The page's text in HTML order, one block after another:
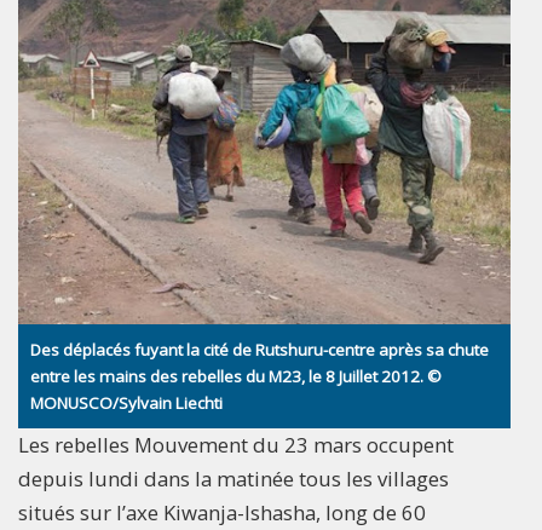
Des déplacés fuyant la cité de Rutshuru-centre après sa chute
entre les mains des rebelles du M23, le 8 Juillet 2012. ©
MONUSCO/Sylvain Liechti
Les rebelles Mouvement du 23 mars occupent
depuis lundi dans la matinée tous les villages
situés sur l’axe Kiwanja-Ishasha, long de 60